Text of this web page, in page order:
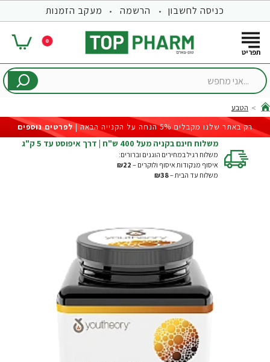
כניסה לחשבון הרשמה מעקב הזמנות
0
...אני
home
הטבע
רק באתר שלנו מקבלים 5% הנחה על הקנייה הבאה |
לפרטים נוספים
משלוח חינם בקניה מעל 400 ש"ח | דרך איפוסט עד 5 ק"ג
משלוח רגיל במחירים הוגנים וברורים:
איסוף מנקודות איסוף ולוקרים – ₪22
משלוח עד הבית –₪38